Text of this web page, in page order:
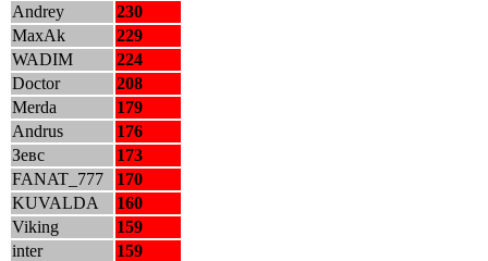
Andrey
230
MaxAk
229
WADIM
224
Doctor
208
Merda
179
Andrus
176
Зевс
173
FANAT_777
170
KUVALDA
160
Viking
159
inter
159